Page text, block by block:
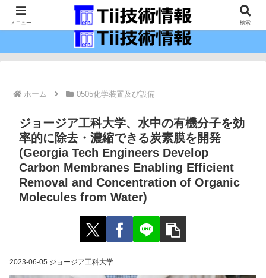
最新の科学技術の情報インフラ。
ホーム 0505化学装置及び設備
ジョージア工科大学、水中の有機分子を効
率的に除去・濃縮できる炭素膜を開発
(Georgia Tech Engineers Develop
Carbon Membranes Enabling Efficient
Removal and Concentration of Organic
Molecules from Water)
2023-06-05 ジョージア工科大学
メニュー 検索